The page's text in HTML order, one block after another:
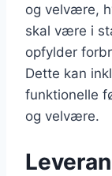
og velvære,
skal være i
opfylder
Dette kan
funktionelle
og velvære.